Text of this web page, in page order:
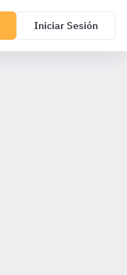
Iniciar Sesión